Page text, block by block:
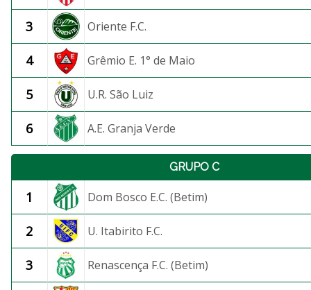
3 Oriente F.C.
4 Grêmio E. 1° de Maio
5 U.R. São Luiz
6 A.E. Granja Verde
GRUPO C
1 Dom Bosco E.C. (Betim)
2 U. Itabirito F.C.
3 Renascença F.C. (Betim)